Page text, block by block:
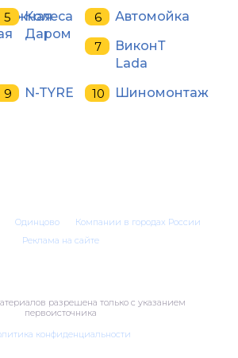
Колеса
Даром
Автомойка
ВиконТ
Lada
N-TYRE Шиномонтаж
Одинцово
Компании в городах России
Реклама на сайте
разрешена только с указанием
первоисточника
конфиденциальности